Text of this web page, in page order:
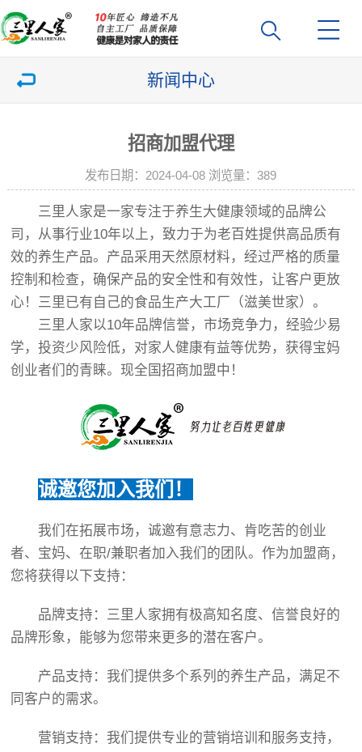
新闻中心
招商加盟代理
发布日期：2024-04-08 浏览量：389
三里人家是一家专注于养生大健康领域的品牌公
司，从事行业10年以上，致力于为老百姓提供高品质有
效的养生产品。产品采用天然原材料，经过严格的质量
控制和检查，确保产品的安全性和有效性，让客户更放
心！三里已有自己的食品生产大工厂（滋美世家）。
三里人家以10年品牌信誉，市场竞争力，经验少易
学，投资少风险低，对家人健康有益等优势，获得宝妈
创业者们的青睐。现全国招商加盟中！
诚邀您加入我们！
我们在拓展市场，诚邀有意志力、肯吃苦的创业
者、宝妈、在职/兼职者加入我们的团队。作为加盟商，
您将获得以下支持：
品牌支持： 三里人家拥有极高知名度、信誉良好的
品牌形象，能够为您带来更多的潜在客户。
产品支持：我们提供多个系列的养生产品，满足不
同客户的需求。
营销支持：我们提供专业的营销培训和服务支持，